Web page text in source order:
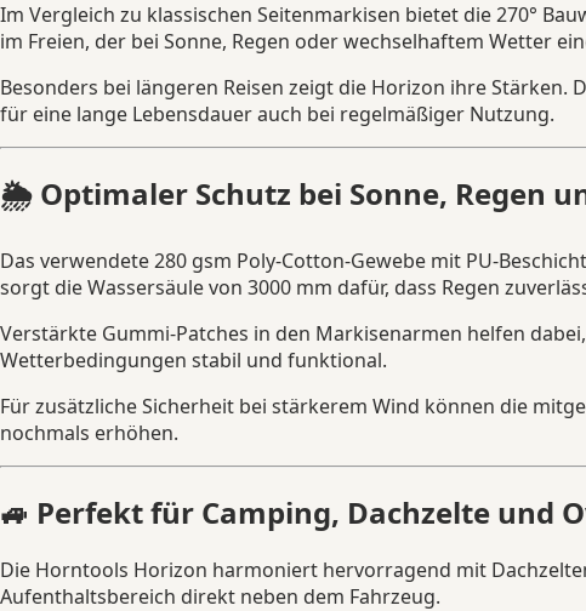
Im Vergleich zu klassischen Seitenmarkisen bietet die 270°
im Freien, der bei Sonne, Regen oder wechselhaftem Wetter
Besonders bei längeren Reisen zeigt die Horizon ihre
für eine lange Lebensdauer auch bei regelmäßiger Nutzung.
🌦️ Optimaler Schutz bei Sonne, Regen
Das verwendete 280 gsm Poly-Cotton-Gewebe mit PU-
sorgt die Wassersäule von 3000 mm dafür, dass Regen
Verstärkte Gummi-Patches in den Markisenarmen helfen
Wetterbedingungen stabil und funktional.
Für zusätzliche Sicherheit bei stärkerem Wind können die
nochmals erhöhen.
🚙 Perfekt für Camping, Dachzelte und
Die Horntools Horizon harmoniert hervorragend mit
Aufenthaltsbereich direkt neben dem Fahrzeug.